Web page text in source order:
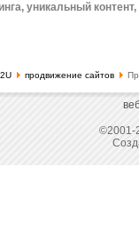
уникальный
продвижение сайтов
©2001-